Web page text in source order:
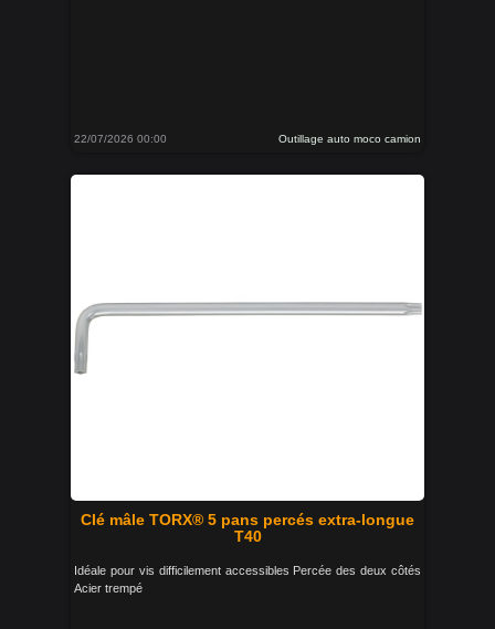
22/07/2026 00:00 Outillage auto moco camion
Clé mâle TORX® 5 pans percés extra-longue
T40
Idéale pour vis difficilement accessibles Percée des deux côtés
Acier trempé